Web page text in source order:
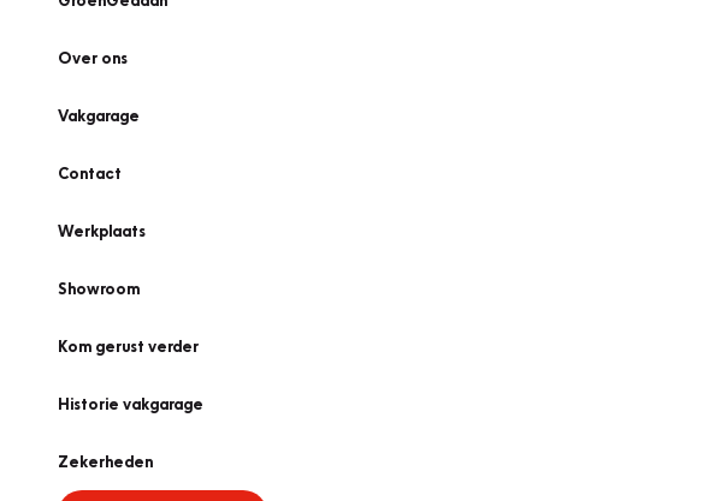
Over ons
Vakgarage
Contact
Werkplaats
Showroom
Kom gerust verder
Historie vakgarage
Zekerheden